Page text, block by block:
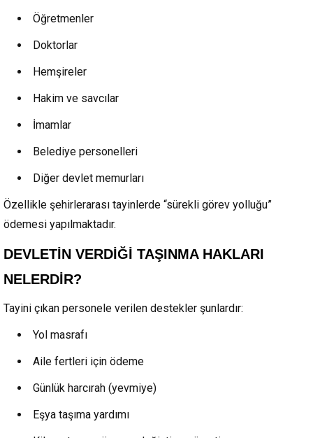
Öğretmenler
Doktorlar
Hemşireler
Hakim ve savcılar
İmamlar
Belediye personelleri
Diğer devlet memurları
Özellikle şehirlerarası tayinlerde “sürekli görev yolluğu”
ödemesi yapılmaktadır.
DEVLETİN VERDİĞİ TAŞINMA HAKLARI
NELERDİR?
Tayini çıkan personele verilen destekler şunlardır:
Yol masrafı
Aile fertleri için ödeme
Günlük harcırah (yevmiye)
Eşya taşıma yardımı